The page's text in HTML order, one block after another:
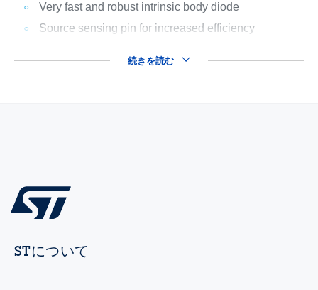
Very fast and robust intrinsic body diode
Source sensing pin for increased efficiency
続きを読む
STについて